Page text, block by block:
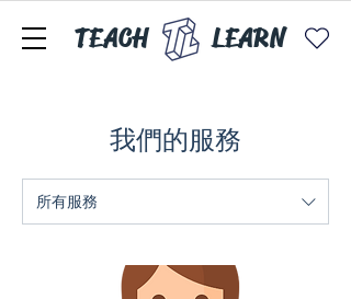
TEACH LEARN
我們的服務
所有服務